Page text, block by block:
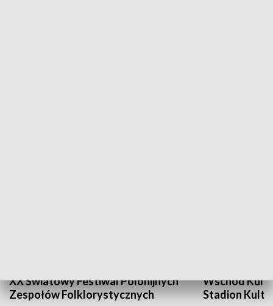
XX Światowy Festiwal Polonijnych
Zespołów Folklorystycznych
Wschód
Stadion